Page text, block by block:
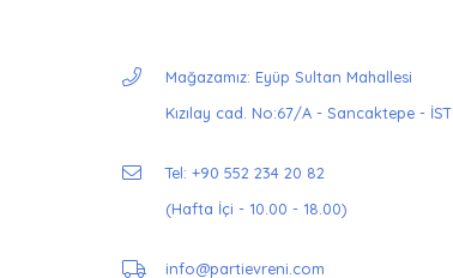
Mağazamız: Eyüp Sultan Mahallesi
Kızılay cad. No:67/A - Sancaktepe - İST
Tel: +90 552 234 20 82
(Hafta İçi - 10.00 - 18.00)
info@partievreni.com